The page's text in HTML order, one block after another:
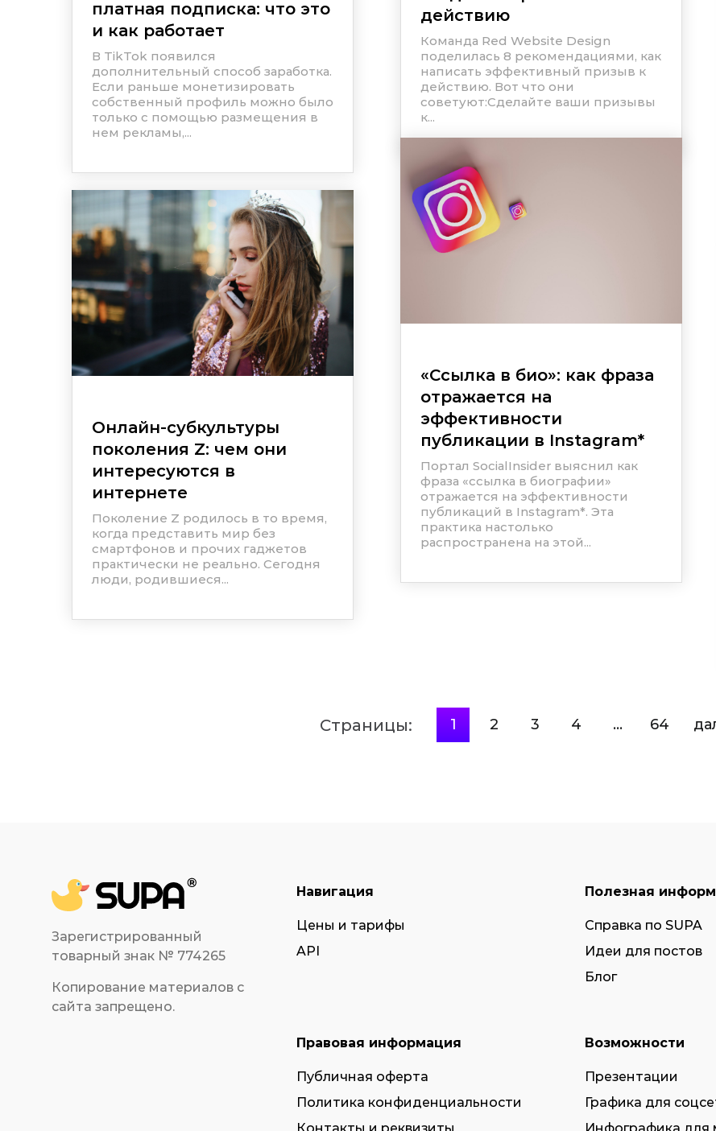
платная подписка: что это
и как работает
В TikTok появился
дополнительный способ заработка.
Если раньше монетизировать
собственный профиль можно было
только с помощью размещения в
нем рекламы,...
действию
Команда Red Website Design
поделилась 8 рекомендациями, как
написать эффективный призыв к
действию. Вот что они
советуют:Сделайте ваши призывы
к...
Онлайн-субкультуры
поколения Z: чем они
интересуются в
интернете
Поколение Z родилось в то время,
когда представить мир без
смартфонов и прочих гаджетов
практически не реально. Сегодня
люди, родившиеся...
«Ссылка в био»: как фраза
отражается на
эффективности
публикации в Instagram*
Портал SocialInsider выяснил как
фраза «ссылка в биографии»
отражается на эффективности
публикаций в Instagram*. Эта
практика настолько
распространена на этой...
Страницы: 1 2 3 4 64
Зарегистрированный
товарный знак № 774265
Копирование материалов с
сайта запрещено.
Навигация
Цены и тарифы
API
Полезная
Справка по SUPA
Идеи для постов
Блог
Правовая информация
Публичная оферта
Политика конфиденциальности
Возможности
Презентации
Графика для